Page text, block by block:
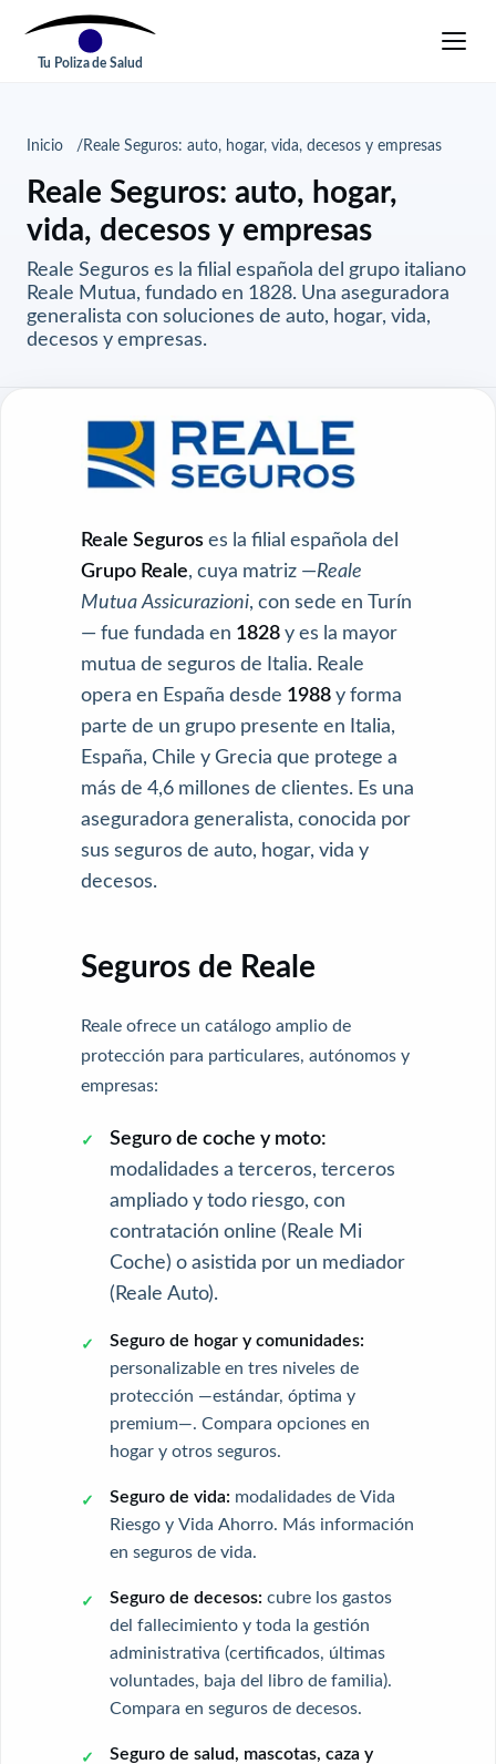
Tu Poliza de Salud
Inicio Reale Seguros: auto, hogar, vida, decesos y empresas
Reale Seguros: auto, hogar,
vida, decesos y empresas
Reale Seguros es la filial española del grupo italiano
Reale Mutua, fundado en 1828. Una aseguradora
generalista con soluciones de auto, hogar, vida,
decesos y empresas.
Reale Seguros es la filial española del
Grupo Reale, cuya matriz —Reale
Mutua Assicurazioni, con sede en Turín
— fue fundada en 1828 y es la mayor
mutua de seguros de Italia. Reale
opera en España desde 1988 y forma
parte de un grupo presente en Italia,
España, Chile y Grecia que protege a
más de 4,6 millones de clientes. Es una
aseguradora generalista, conocida por
sus seguros de auto, hogar, vida y
decesos.
Seguros de Reale
Reale ofrece un catálogo amplio de
protección para particulares, autónomos y
empresas:
Seguro de coche y moto:
modalidades a terceros, terceros
ampliado y todo riesgo, con
contratación online (Reale Mi
Coche) o asistida por un mediador
(Reale Auto).
Seguro de hogar y comunidades:
personalizable en tres niveles de
protección —estándar, óptima y
premium—. Compara opciones en
hogar y otros seguros.
Seguro de vida: modalidades de Vida
Riesgo y Vida Ahorro. Más información
en seguros de vida.
Seguro de decesos: cubre los gastos
del fallecimiento y toda la gestión
administrativa (certificados, últimas
voluntades, baja del libro de familia).
Compara en seguros de decesos.
Seguro de salud, mascotas, caza y